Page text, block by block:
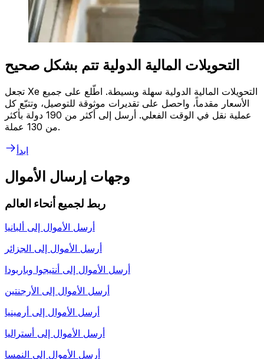
التحويلات المالية الدولية تتم بشكل صحيح
تجعل Xe التحويلات المالية الدولية سهلة وبسيطة. اطّلع على جميع
الأسعار مقدماً، واحصل على تقديرات موثوقة للتوصيل، وتتبّع كل
عملية نقل في الوقت الفعلي. أرسل إلى أكثر من 190 دولة بأكثر
من 130 عملة.
ابدأ
وجهات إرسال الأموال
ربط لجميع أنحاء العالم
أرسل الأموال إلى ألبانيا
أرسل الأموال إلى الجزائر
أرسل الأموال إلى أنتيجوا وباربودا
أرسل الأموال إلى الأرجنتين
أرسل الأموال إلى أرمينيا
أرسل الأموال إلى أستراليا
أرسل الأموال إلى النمسا